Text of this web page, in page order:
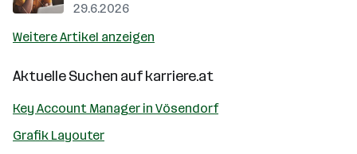
29.6.2026
Weitere Artikel anzeigen
Aktuelle Suchen aufkarriere.at
Key Account Manager in Vösendorf
Grafik Layouter